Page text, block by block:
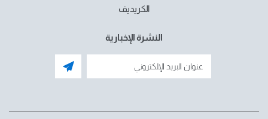
الكريديف
النشرة الإخبارية